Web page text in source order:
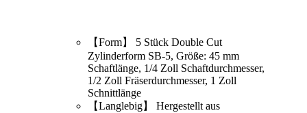
【Form】 5 Stück Double Cut
Zylinderform SB-5, Größe: 45 mm
Schaftlänge, 1/4 Zoll Schaftdurchmesser,
1/2 Zoll Fräserdurchmesser, 1 Zoll
Schnittlänge
【Langlebig】 Hergestellt aus